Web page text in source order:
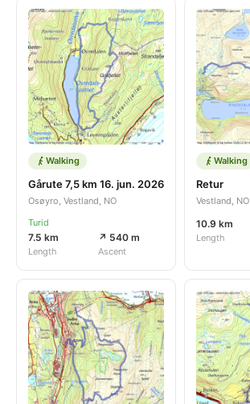
Walking
Gårute 7,5 km 16. jun. 2026
Osøyro, Vestland, NO
Turid
7.5 km
Length
↗ 540 m
Ascent
Walking
Retur
Vestland, NO
10.9 km
Length